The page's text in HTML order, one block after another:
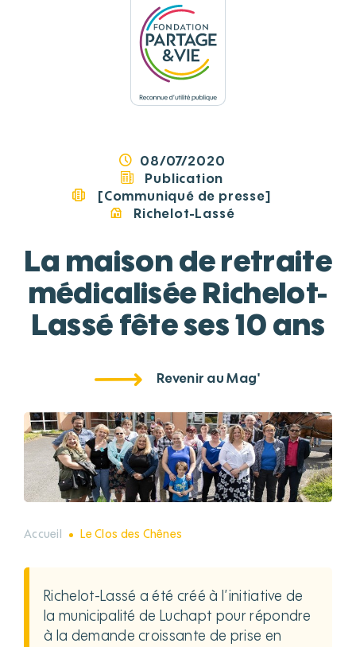
08/07/2020
Publication
[Communiqué de presse]
Richelot-Lassé
La maison de retraite
médicalisée Richelot-
Lassé fête ses 10 ans
Revenir au Mag'
Accueil Le Clos des Chênes
Richelot-Lassé a été créé à l’initiative de
la municipalité de Luchapt pour répondre
à la demande croissante de prise en
Panneau de gestion des cookies